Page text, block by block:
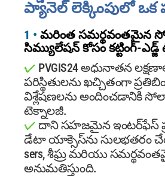
ప్యానెల్ లెక్కింపులో
1 • మరింత సమర్థవంతమైన
సిమ్యులేషన్ కోసం కట్టింగ్-
✓ PVGIS24 అధునాతన
పరిస్థితులను ఖచ్చితంగా
విశ్లేషణలను అందించడానికి
టెక్నాలజీ.
✓ దాని సహజమైన ఇంటర్‌ఫేస్
డేటా యాక్సెస్‌ను సులభతరం
sers, శీఘ్ర మరియు
అనుమతిస్తుంది.